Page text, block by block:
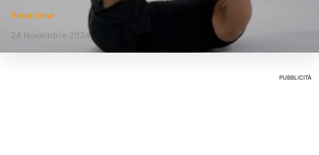
Redazione
24 Novembre 2024
PUBBLICITÀ